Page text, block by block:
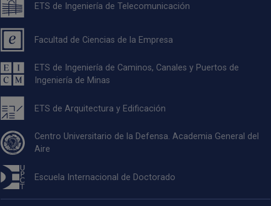
ETS de Ingeniería de Telecomunicación
Facultad de Ciencias de la Empresa
ETS de Ingeniería de Caminos, Canales y Puertos de
Ingeniería de Minas
ETS de Arquitectura y Edificación
Centro Universitario de la Defensa. Academia General del
Aire
Escuela Internacional de Doctorado